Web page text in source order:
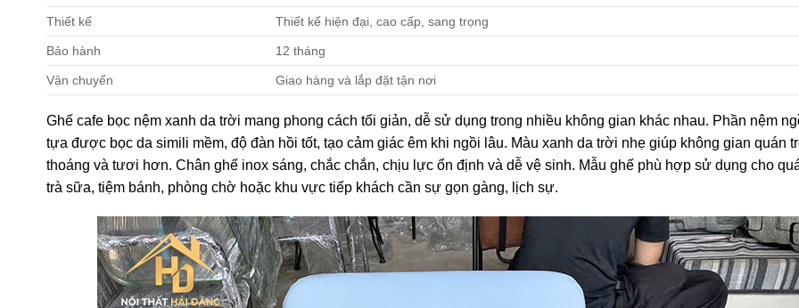
Thiết kế Thiết kế hiện đại, cao cấp, sang trọng
Bảo hành 12 tháng
Vận chuyển Giao hàng và lắp đặt tận nơi
Ghế cafe bọc nệm xanh da trời mang phong cách tối giản, dễ sử dụng trong nhiều không gian khác nhau. Phần nệm
tựa được bọc da simili mềm, độ đàn hồi tốt, tạo cảm giác êm khi ngồi lâu. Màu xanh da trời nhẹ giúp không gian quán
thoáng và tươi hơn. Chân ghế inox sáng, chắc chắn, chịu lực ổn định và dễ vệ sinh. Mẫu ghế phù hợp sử dụng cho
trà sữa, tiệm bánh, phòng chờ hoặc khu vực tiếp khách cần sự gọn gàng, lịch sự.